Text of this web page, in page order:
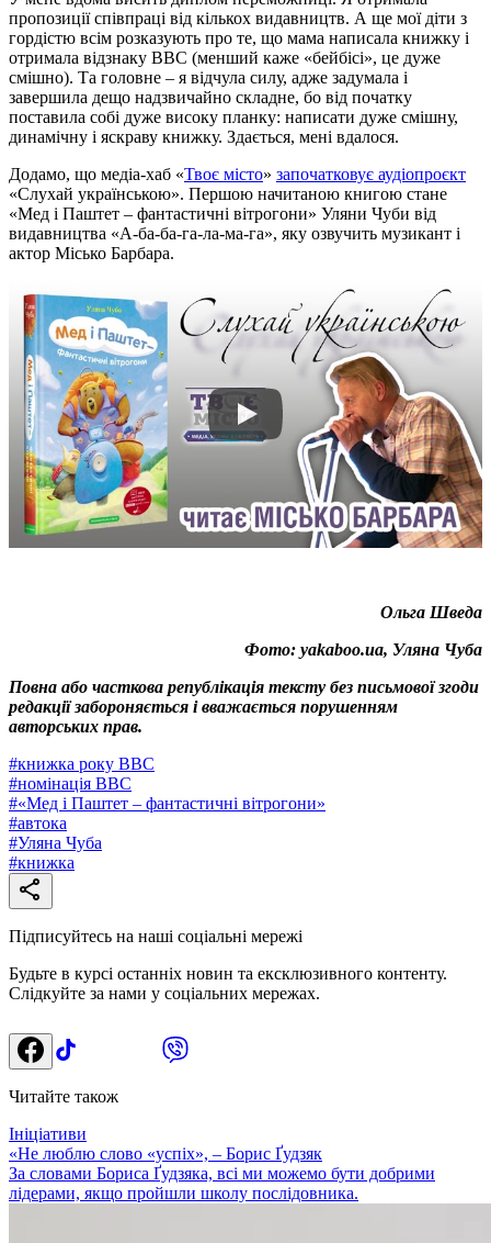
пропозиції співпраці від кількох видавництв. А ще мої діти з
гордістю всім розказують про те, що мама написала книжку і
отримала відзнаку BBC (менший каже «бейбісі», це дуже
смішно). Та головне – я відчула силу, адже задумала і
завершила дещо надзвичайно складне, бо від початку
поставила собі дуже високу планку: написати дуже смішну,
динамічну і яскраву книжку. Здається, мені вдалося.
Додамо, що медіа-хаб «Твоє місто» започатковує аудіопроєкт
«Слухай українською». Першою начитаною книгою стане
«Мед і Паштет – фантастичні вітрогони» Уляни Чуби від
видавництва «А-ба-ба-га-ла-ма-га», яку озвучить музикант і
актор Місько Барбара.
Ольга Шведа
Фото: yakaboo.ua, Уляна Чуба
Повна або часткова републікація тексту без письмової згоди
редакції забороняється і вважається порушенням
авторських прав.
#книжка року ВВС
#номінація ВВС
#«Мед і Паштет – фантастичні вітрогони»
#автока
#Уляна Чуба
#книжка
Підписуйтесь на наші соціальні мережі
Будьте в курсі останніх новин та ексклюзивного контенту.
Слідкуйте за нами у соціальних мережах.
Читайте також
Ініціативи
«Не люблю слово «успіх», – Борис Ґудзяк
За словами Бориса Ґудзяка, всі ми можемо бути добрими
лідерами, якщо пройшли школу послідовника.